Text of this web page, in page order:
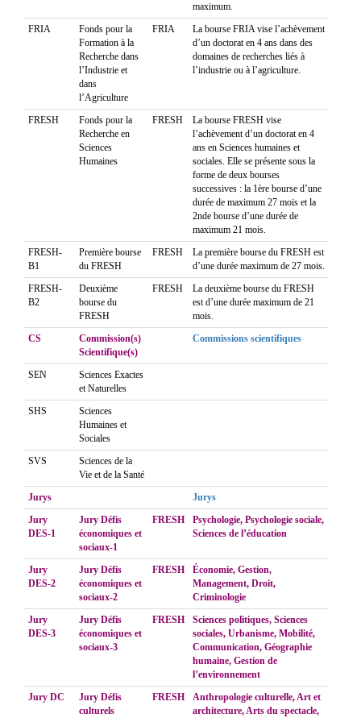
maximum.
FRIA
Fonds pour la
Formation à la
Recherche dans
l’Industrie et
dans
l’Agriculture
FRIA
La bourse FRIA vise l’achèvement
d’un doctorat en 4 ans dans des
domaines de recherches liés à
l’industrie ou à l’agriculture.
FRESH
Fonds pour la
Recherche en
Sciences
Humaines
FRESH
La bourse FRESH vise
l’achèvement d’un doctorat en 4
ans en Sciences humaines et
sociales. Elle se présente sous la
forme de deux bourses
successives : la 1ère bourse d’une
durée de maximum 27 mois et la
2nde bourse d’une durée de
maximum 21 mois.
FRESH-
B1
Première bourse
du FRESH
FRESH
La première bourse du FRESH est
d’une durée maximum de 27 mois.
FRESH-
B2
Deuxième
bourse du
FRESH
FRESH
La deuxième bourse du FRESH
est d’une durée maximum de 21
mois.
CS
Commission(s)
Scientifique(s)
Commissions scientifiques
SEN
Sciences Exactes
et Naturelles
SHS
Sciences
Humaines et
Sociales
SVS
Sciences de la
Vie et de la Santé
Jurys
Jurys
Jury
DES-1
Jury Défis
économiques et
sociaux-1
FRESH
Psychologie, Psychologie sociale,
Sciences de l’éducation
Jury
DES-2
Jury Défis
économiques et
sociaux-2
FRESH
Économie, Gestion,
Management, Droit,
Criminologie
Jury
DES-3
Jury Défis
économiques et
sociaux-3
FRESH
Sciences politiques, Sciences
sociales, Urbanisme, Mobilité,
Communication, Géographie
humaine, Gestion de
l’environnement
Jury DC
Jury Défis
culturels
FRESH
Anthropologie culturelle, Art et
architecture, Arts du spectacle,